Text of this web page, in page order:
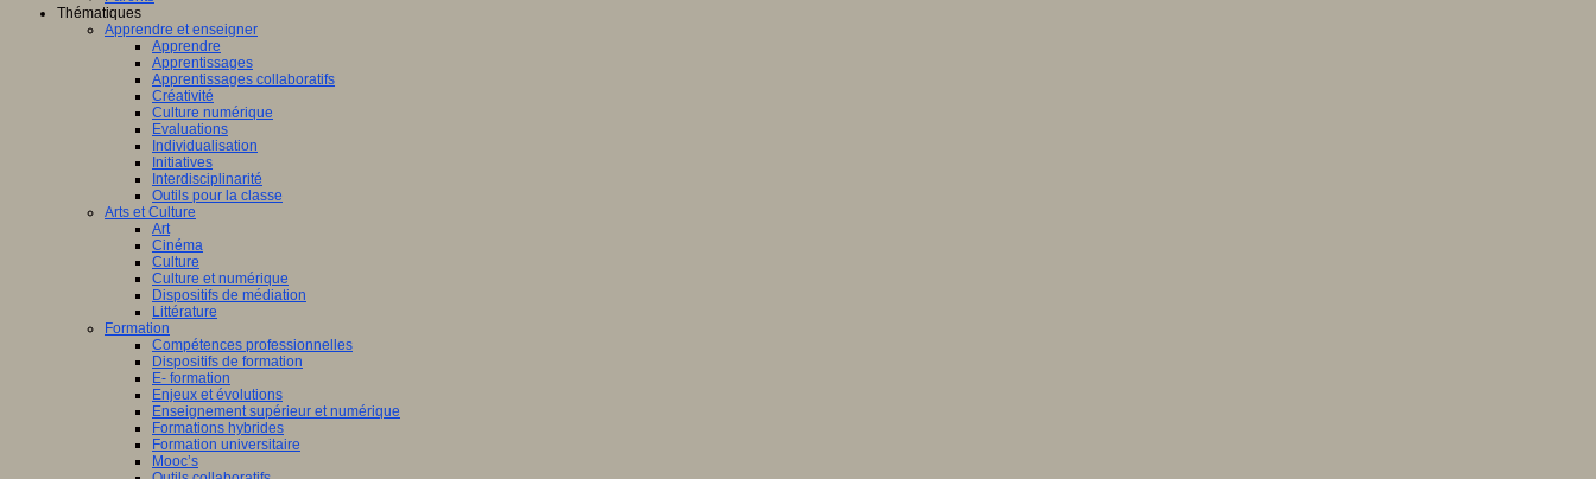
Thématiques
Apprendre et enseigner
Apprendre
Apprentissages
Apprentissages collaboratifs
Créativité
Culture numérique
Evaluations
Individualisation
Initiatives
Interdisciplinarité
Outils pour la classe
Arts et Culture
Art
Cinéma
Culture
Culture et numérique
Dispositifs de médiation
Littérature
Formation
Compétences professionnelles
Dispositifs de formation
E- formation
Enjeux et évolutions
Enseignement supérieur et numérique
Formations hybrides
Formation universitaire
Mooc’s